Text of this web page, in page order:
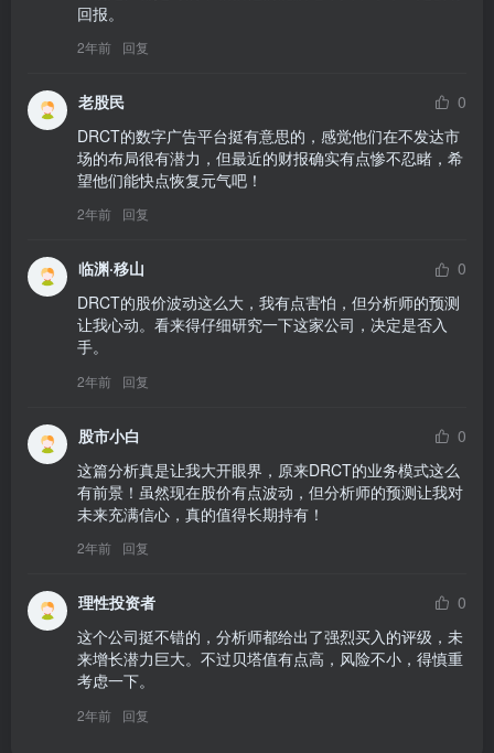
回报。
2年前 回复
老股民
0
DRCT的数字广告平台挺有意思的，感觉他们在不发达市
场的布局很有潜力，但最近的财报确实有点惨不忍睹，希
望他们能快点恢复元气吧！
2年前 回复
临渊·移山
0
DRCT的股价波动这么大，我有点害怕，但分析师的预测
让我心动。看来得仔细研究一下这家公司，决定是否入
手。
2年前 回复
股市小白
0
这篇分析真是让我大开眼界，原来DRCT的业务模式这么
有前景！虽然现在股价有点波动，但分析师的预测让我对
未来充满信心，真的值得长期持有！
2年前 回复
理性投资者
0
这个公司挺不错的，分析师都给出了强烈买入的评级，未
来增长潜力巨大。不过贝塔值有点高，风险不小，得慎重
考虑一下。
2年前 回复